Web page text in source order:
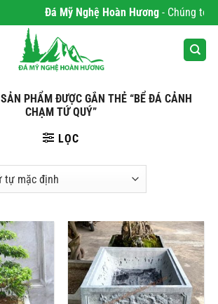
Đá Mỹ Nghệ Hoàn Hương- Chúng tôi
SẢN PHẨM ĐƯỢC GẮN THẺ “BỂ ĐÁ CẢNH
CHẠM TỨ QUÝ”
LỌC